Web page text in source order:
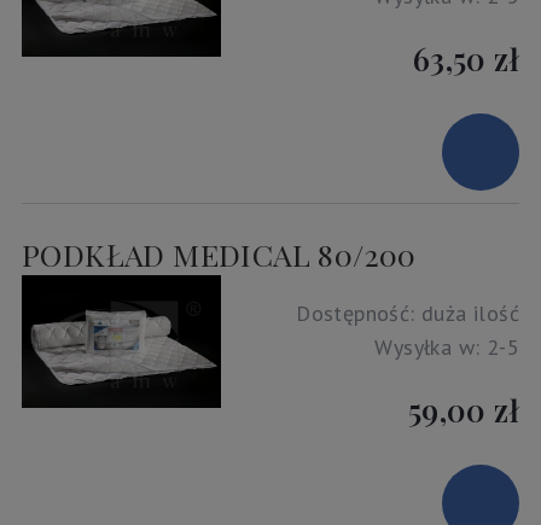
63,50 zł
PODKŁAD MEDICAL 80/200
Dostępność: duża ilość
Wysyłka w: 2-5
59,00 zł